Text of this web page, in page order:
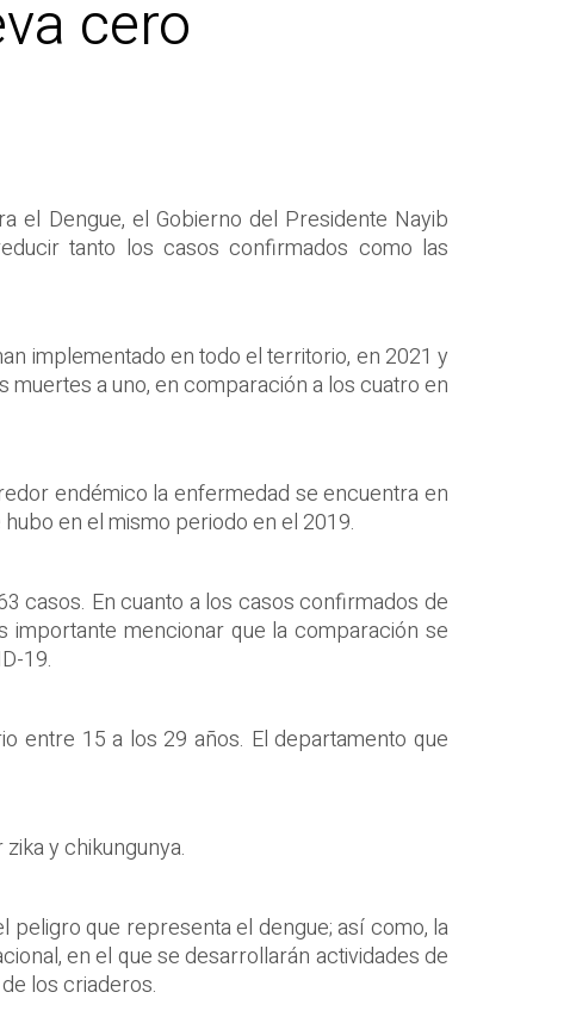
cero
el Dengue, el Gobierno del Presidente Nayib
tanto los casos confirmados como las
implementado en todo el territorio, en 2021 y
a uno, en comparación a los cuatro en
endémico la enfermedad se encuentra en
en el mismo periodo en el 2019.
casos. En cuanto a los casos confirmados de
mencionar que la comparación se
19.
entre 15 a los 29 años. El departamento que
y chikungunya.
peligro que representa el dengue; así como, la
en el que se desarrollarán actividades de
los criaderos.